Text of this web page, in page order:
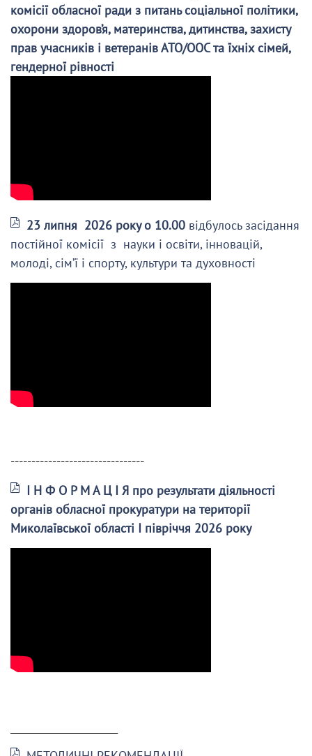
комісії обласної ради з питань соціальної політики,
охорони здоров’я, материнства, дитинства, захисту
прав учасників і ветеранів АТО/ООС та їхніх сімей,
гендерної рівності
23 липня 2026 року о 10.00 відбулось засідання
постійної комісії з науки і освіти, інновацій,
молоді, сім’ї і спорту, культури та духовності
--------------------------------
І Н Ф О Р М А Ц І Я про результати діяльності
органів обласної прокуратури на території
Миколаївської області І півріччя 2026 року